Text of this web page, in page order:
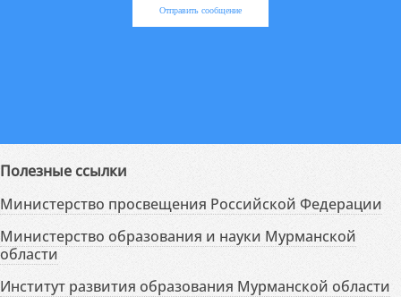
Отправить сообщение
Полезные ссылки
Министерство просвещения Российской Федерации
Министерство образования и науки Мурманской
области
Институт развития образования Мурманской области